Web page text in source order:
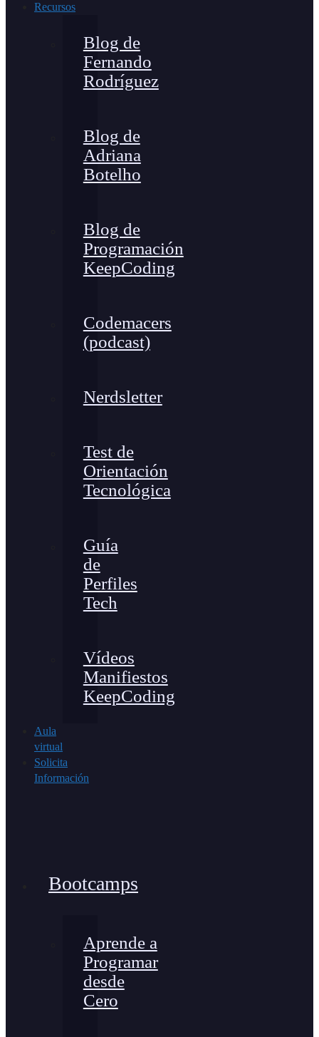
Recursos
Blog de
Fernando
Rodríguez
Blog de
Adriana
Botelho
Blog de
Programación
KeepCoding
Codemacers
(podcast)
Nerdsletter
Test de
Orientación
Tecnológica
Guía
de
Perfiles
Tech
Vídeos
Manifiestos
KeepCoding
Aula
virtual
Solicita
Información
Bootcamps
Aprende a
Programar
desde
Cero